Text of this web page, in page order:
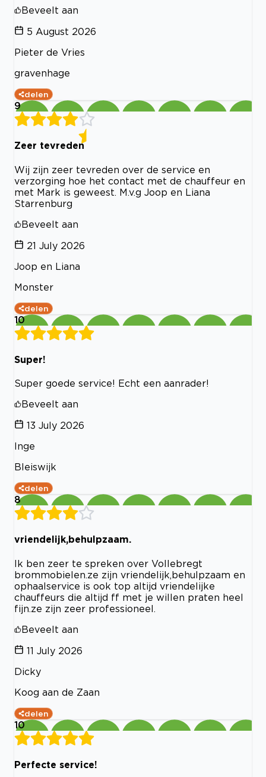
Beveelt aan
5 August 2026
Pieter de Vries
gravenhage
delen
9
Zeer tevreden
Wij zijn zeer tevreden over de service en
verzorging hoe het contact met de chauffeur en
met Mark is geweest. M.v.g Joop en Liana
Starrenburg
Beveelt aan
21 July 2026
Joop en Liana
Monster
delen
10
Super!
Super goede service! Echt een aanrader!
Beveelt aan
13 July 2026
Inge
Bleiswijk
delen
8
vriendelijk,behulpzaam.
Ik ben zeer te spreken over Vollebregt
brommobielen.ze zijn vriendelijk,behulpzaam en
ophaalservice is ook top altijd vriendelijke
chauffeurs die altijd ff met je willen praten heel
fijn.ze zijn zeer professioneel.
Beveelt aan
11 July 2026
Dicky
Koog aan de Zaan
delen
10
Perfecte service!